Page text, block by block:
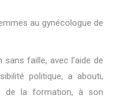
au gynécologue de
faille, avec l’aide de
politique, a abouti,
de la formation, à son